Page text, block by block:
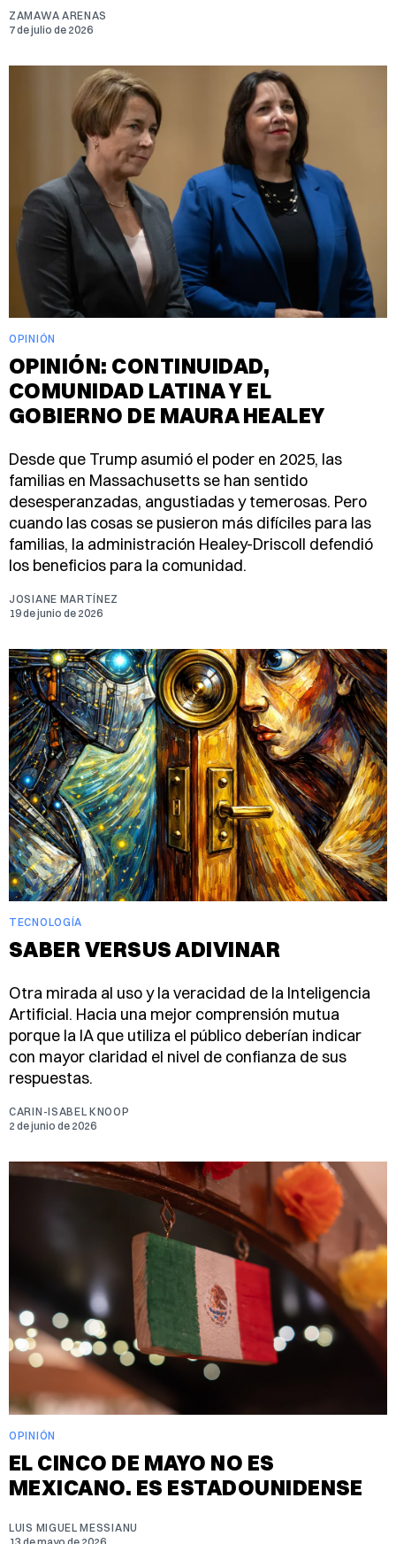
ZAMAWA ARENAS
7 de julio de 2026
OPINIÓN
OPINIÓN: CONTINUIDAD,
COMUNIDAD LATINA Y EL
GOBIERNO DE MAURA HEALEY
Desde que Trump asumió el poder en 2025, las
familias en Massachusetts se han sentido
desesperanzadas, angustiadas y temerosas. Pero
cuando las cosas se pusieron más difíciles para las
familias, la administración Healey-Driscoll defendió
los beneficios para la comunidad.
JOSIANE MARTÍNEZ
19 de junio de 2026
TECNOLOGÍA
SABER VERSUS ADIVINAR
Otra mirada al uso y la veracidad de la Inteligencia
Artificial. Hacia una mejor comprensión mutua
porque la IA que utiliza el público deberían indicar
con mayor claridad el nivel de confianza de sus
respuestas.
CARIN-ISABEL KNOOP
2 de junio de 2026
OPINIÓN
EL CINCO DE MAYO NO ES
MEXICANO. ES ESTADOUNIDENSE
LUIS MIGUEL MESSIANU